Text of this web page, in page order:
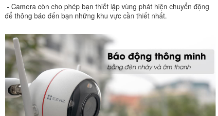
- Camera còn cho phép bạn thiết lập vùng phát hiện chuyển động
để thông báo đến bạn những khu vực cần thiết nhất.